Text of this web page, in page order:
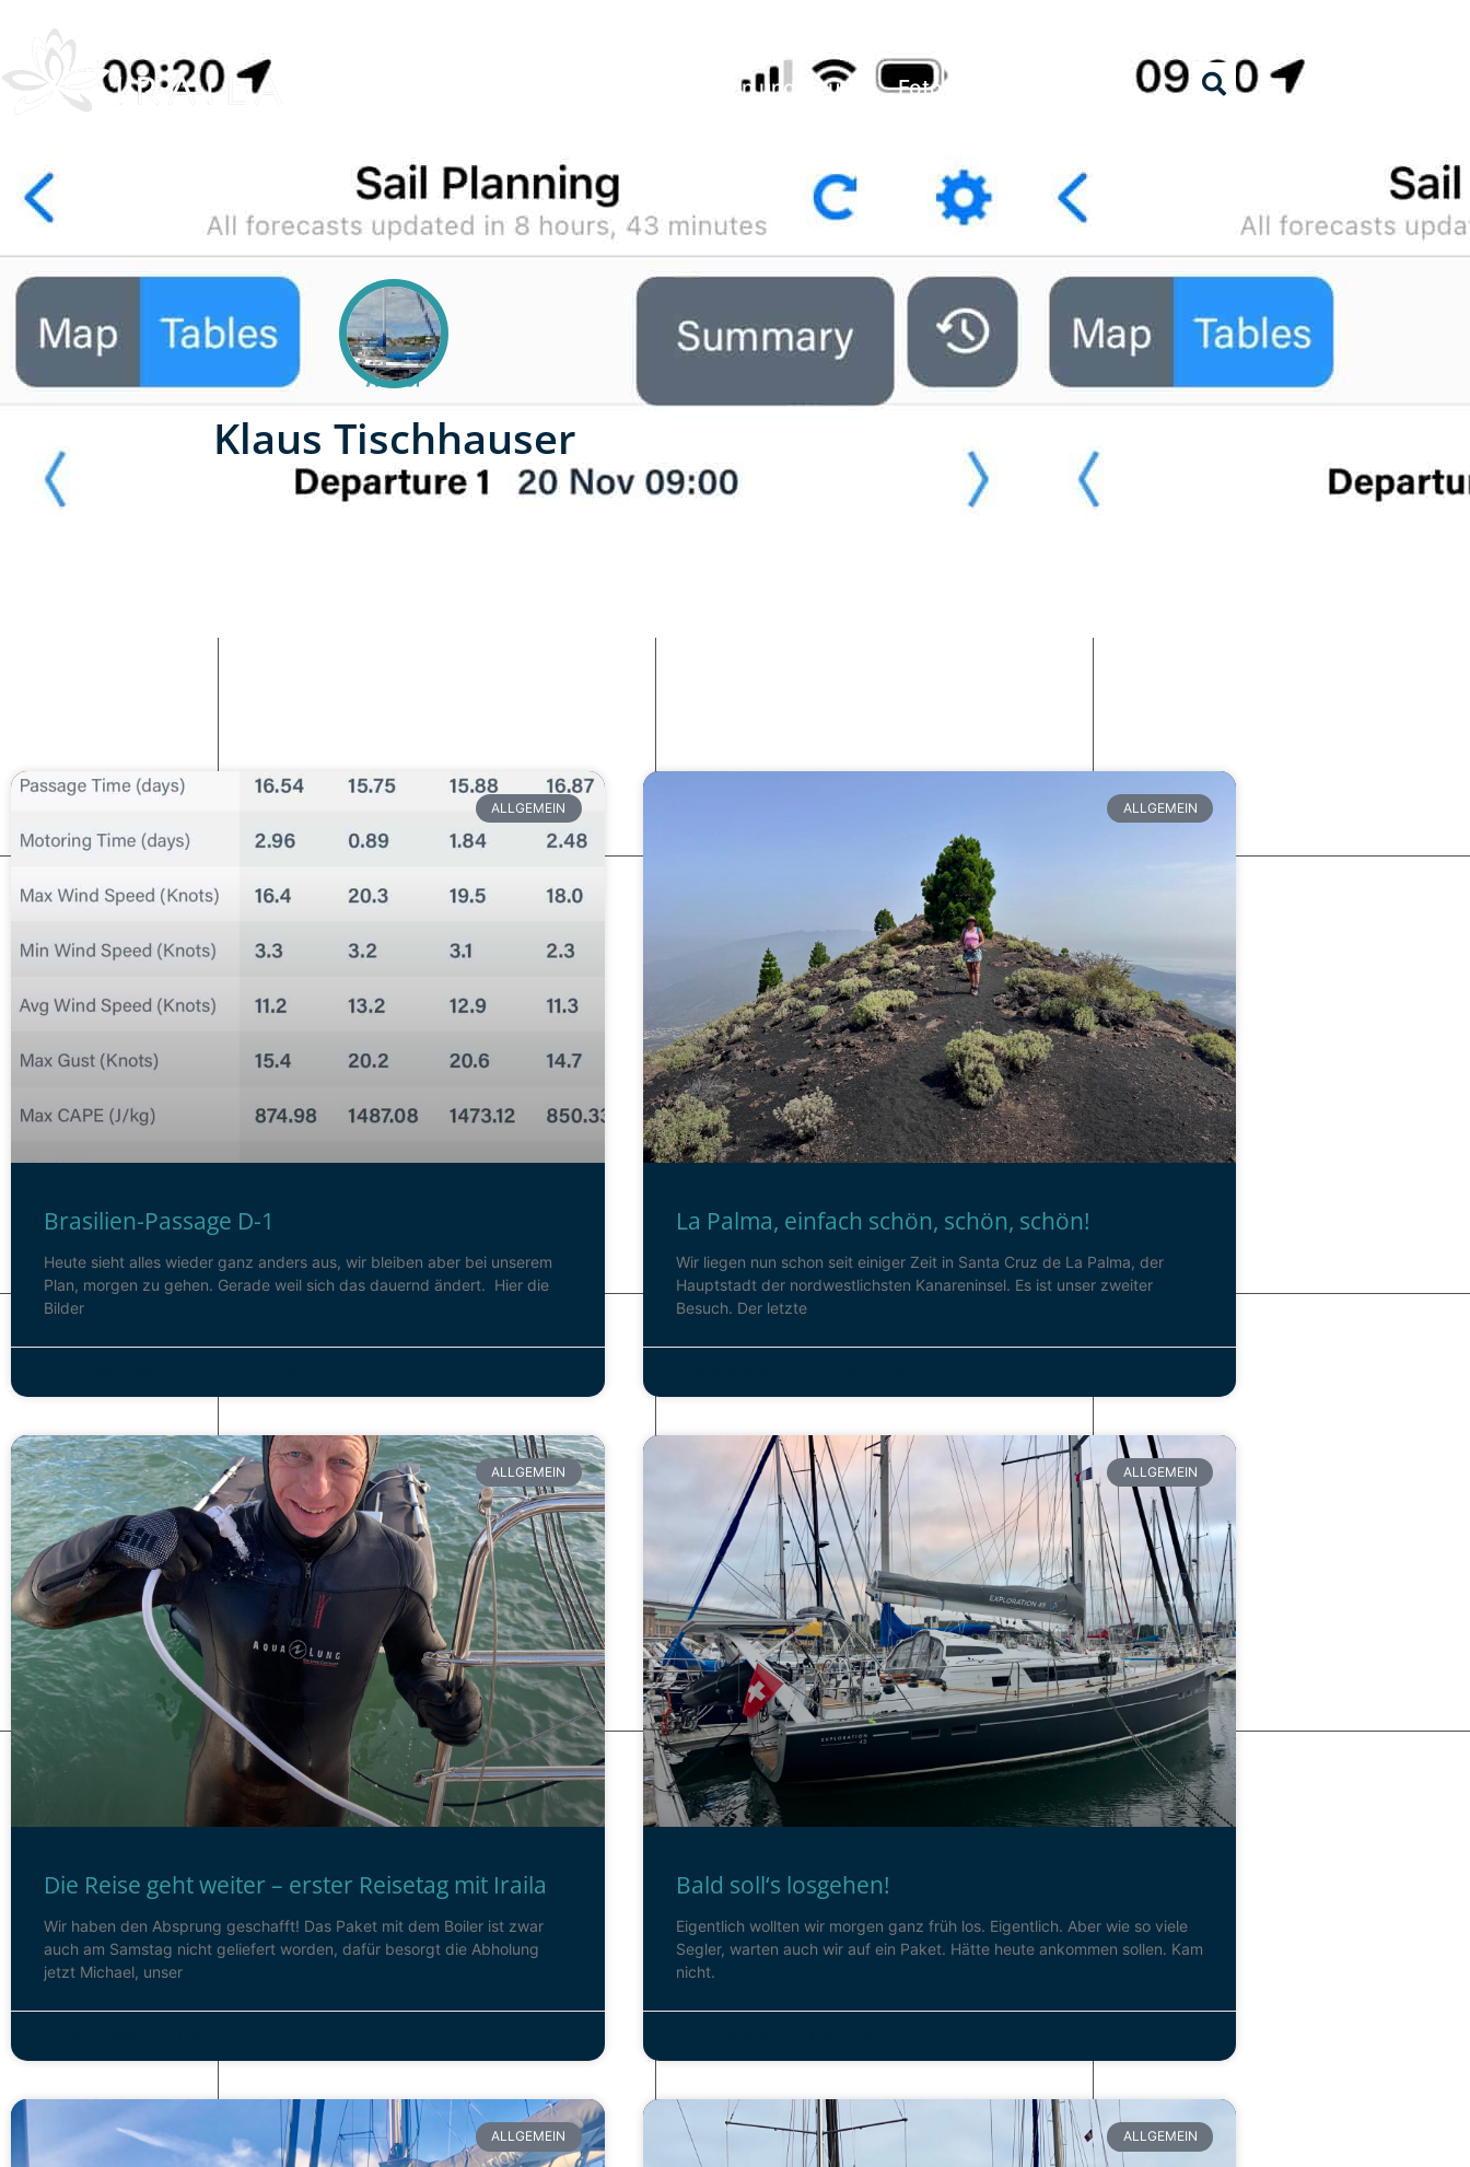
Position und Route Fotos und Filme
Klaus Tischhauser
Author
ALLGEMEIN
Brasilien-Passage D-1
Heute sieht alles wieder ganz anders aus, wir bleiben aber bei unserem
Plan, morgen zu gehen. Gerade weil sich das dauernd ändert. Hier die
Bilder
ALLGEMEIN
La Palma, einfach schön, schön, schön!
Wir liegen nun schon seit einiger Zeit in Santa Cruz de La Palma, der
Hauptstadt der nordwestlichsten Kanareninsel. Es ist unser zweiter
Besuch. Der letzte
ALLGEMEIN
Die Reise geht weiter – erster Reisetag mit Iraila
Wir haben den Absprung geschafft! Das Paket mit dem Boiler ist zwar
auch am Samstag nicht geliefert worden, dafür besorgt die Abholung
jetzt Michael, unser
ALLGEMEIN
Bald soll‘s losgehen!
Eigentlich wollten wir morgen ganz früh los. Eigentlich. Aber wie so viele
Segler, warten auch wir auf ein Paket. Hätte heute ankommen sollen. Kam
nicht.
ALLGEMEIN ALLGEMEIN